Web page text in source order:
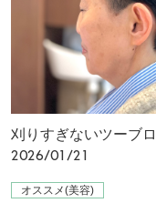
2026/01/21
オススメ(美容)